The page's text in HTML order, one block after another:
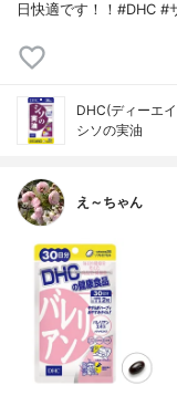
日快適です！！#DHC #
DHC(ディーエ
シソの実油
え～ちゃん